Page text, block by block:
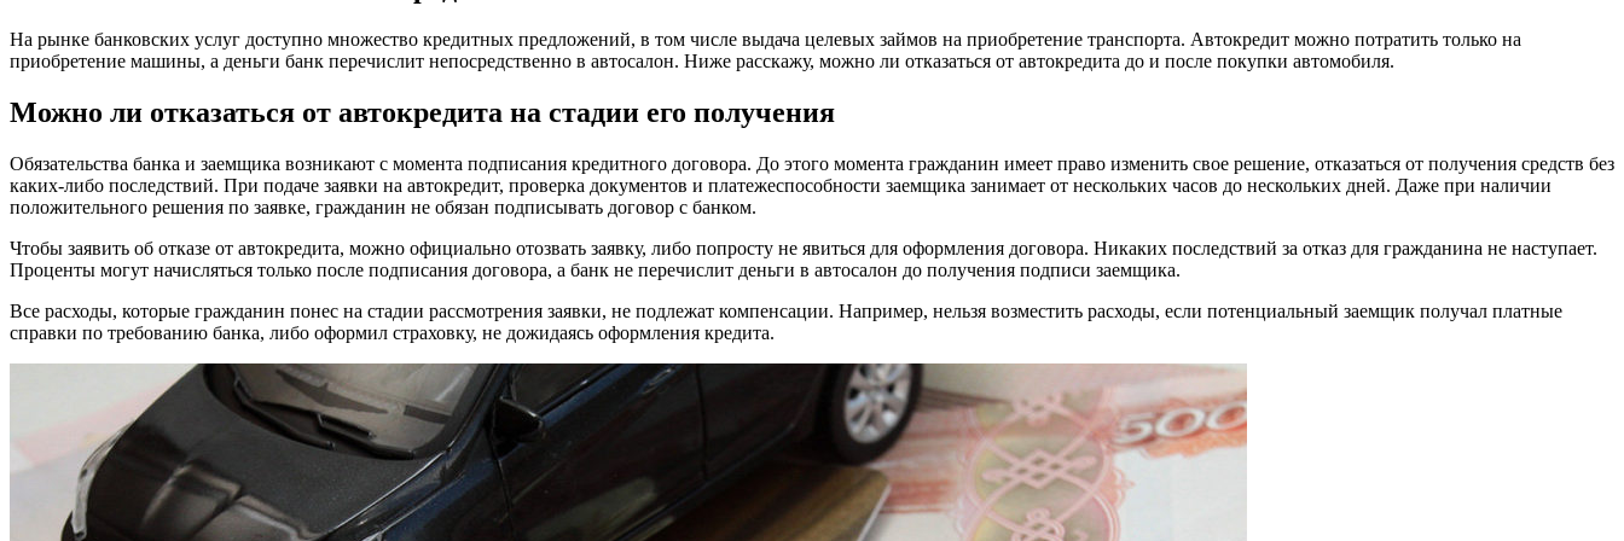
На рынке банковских услуг доступно множество кредитных предложений, в том числе выдача целевых займов на приобретение транспорта. Автокредит можно потратить только на
приобретение машины, а деньги банк перечислит непосредственно в автосалон. Ниже расскажу, можно ли отказаться от автокредита до и после покупки автомобиля.
Можно ли отказаться от автокредита на стадии его получения
Обязательства банка и заемщика возникают с момента подписания кредитного договора. До этого момента гражданин имеет право изменить свое решение, отказаться от получения средств без
каких-либо последствий. При подаче заявки на автокредит, проверка документов и платежеспособности заемщика занимает от нескольких часов до нескольких дней. Даже при наличии
положительного решения по заявке, гражданин не обязан подписывать договор с банком.
Чтобы заявить об отказе от автокредита, можно официально отозвать заявку, либо попросту не явиться для оформления договора. Никаких последствий за отказ для гражданина не наступает.
Проценты могут начисляться только после подписания договора, а банк не перечислит деньги в автосалон до получения подписи заемщика.
Все расходы, которые гражданин понес на стадии рассмотрения заявки, не подлежат компенсации. Например, нельзя возместить расходы, если потенциальный заемщик получал платные
справки по требованию банка, либо оформил страховку, не дожидаясь оформления кредита.